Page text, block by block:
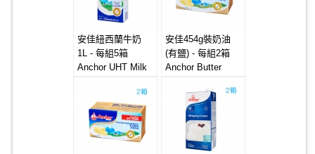
安佳紐西蘭牛奶
1L - 每組5箱
Anchor UHT Milk
安佳454g裝奶油
(有鹽) - 每組2箱
Anchor Butter